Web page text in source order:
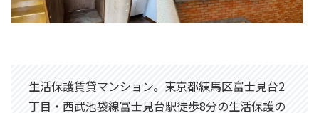
生活保護賃貸マンション。東京都練馬区富士見台2
丁目・西武池袋線富士見台駅徒歩8分の生活保護の